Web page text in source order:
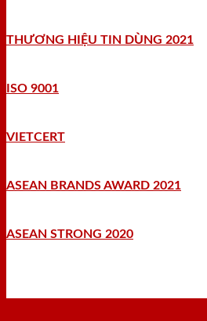
THƯƠNG HIỆU TIN DÙNG 2021
ISO 9001
VIETCERT
ASEAN BRANDS AWARD 2021
ASEAN STRONG 2020